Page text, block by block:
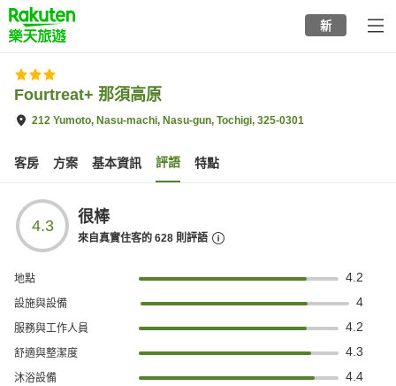
to
top
page
新
Fourtreat+ 那須高原
212 Yumoto, Nasu-machi, Nasu-gun, Tochigi, 325-0301
客房 方案 基本資訊 評語 特點
4.3 很棒
來自真實住客的 628 則評語
地點 4.2
設施與設備 4
服務與工作人員 4.2
舒適與整潔度 4.3
沐浴設備 4.4